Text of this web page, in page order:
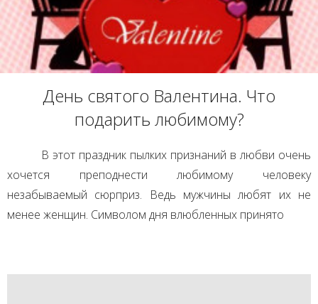
День святого Валентина. Что
подарить любимому?
В этот праздник пылких признаний в любви очень
хочется преподнести любимому человеку
незабываемый сюрприз. Ведь мужчины любят их не
менее женщин. Символом дня влюбленных принято